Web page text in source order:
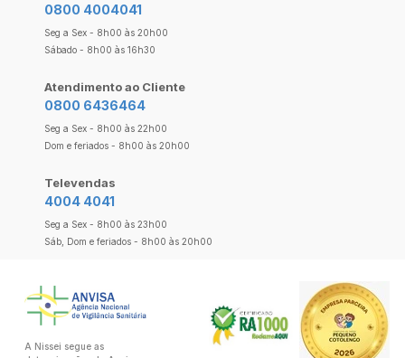
0800 4004041
Seg a Sex - 8h00 às 20h00
Sábado - 8h00 às 16h30
Atendimento ao Cliente
0800 6436464
Seg a Sex - 8h00 às 22h00
Dom e feriados - 8h00 às 20h00
Televendas
4004 4041
Seg a Sex - 8h00 às 23h00
Sáb, Dom e feriados - 8h00 às 20h00
A Nissei segue as